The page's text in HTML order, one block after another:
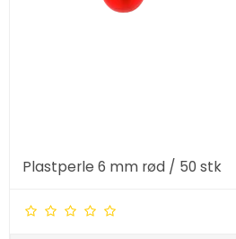
Plastperle 6 mm rød / 50 stk